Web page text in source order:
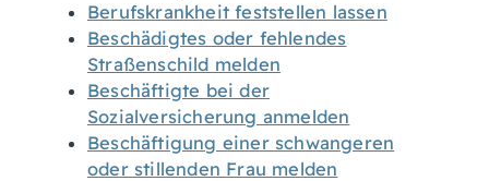
Berufskrankheit feststellen lassen
Beschädigtes oder fehlendes
Straßenschild melden
Beschäftigte bei der
Sozialversicherung anmelden
Beschäftigung einer schwangeren
oder stillenden Frau melden